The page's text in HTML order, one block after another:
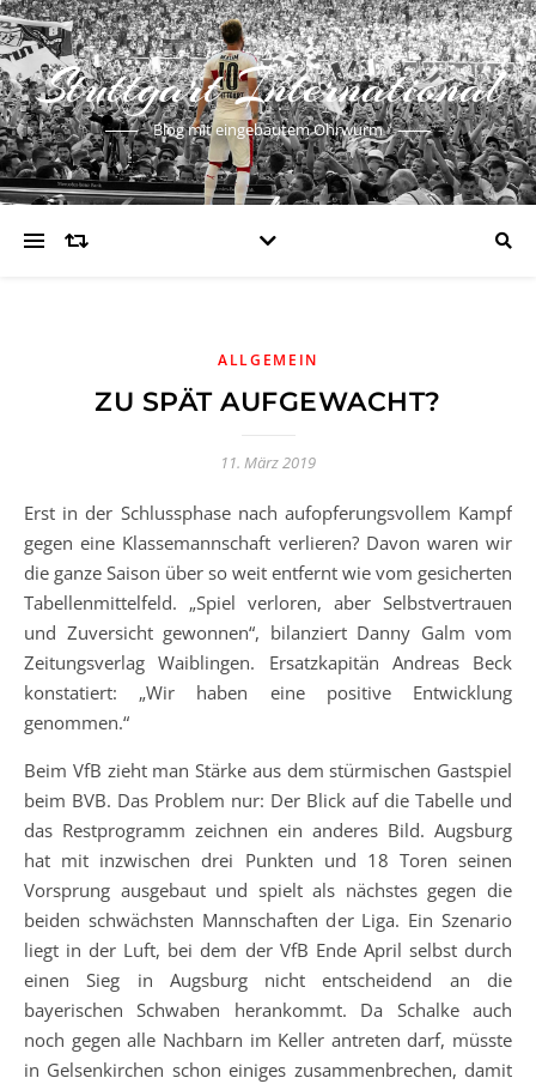
Stuttgart International
Blog mit eingebautem Ohrwurm
ALLGEMEIN
ZU SPÄT AUFGEWACHT?
11. März 2019
Erst in der Schlussphase nach aufopferungsvollem Kampf
gegen eine Klassemannschaft verlieren? Davon waren wir
die ganze Saison über so weit entfernt wie vom gesicherten
Tabellenmittelfeld. „Spiel verloren, aber Selbstvertrauen
und Zuversicht gewonnen“, bilanziert Danny Galm vom
Zeitungsverlag Waiblingen. Ersatzkapitän Andreas Beck
konstatiert: „Wir haben eine positive Entwicklung
genommen.“
Beim VfB zieht man Stärke aus dem stürmischen Gastspiel
beim BVB. Das Problem nur: Der Blick auf die Tabelle und
das Restprogramm zeichnen ein anderes Bild. Augsburg
hat mit inzwischen drei Punkten und 18 Toren seinen
Vorsprung ausgebaut und spielt als nächstes gegen die
beiden schwächsten Mannschaften der Liga. Ein Szenario
liegt in der Luft, bei dem der VfB Ende April selbst durch
einen Sieg in Augsburg nicht entscheidend an die
bayerischen Schwaben herankommt. Da Schalke auch
noch gegen alle Nachbarn im Keller antreten darf, müsste
in Gelsenkirchen schon einiges zusammenbrechen, damit